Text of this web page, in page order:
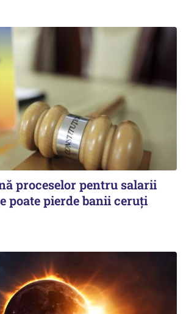
proceselor pentru salarii
poate pierde banii ceruți